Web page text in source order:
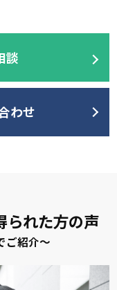
談
わせ
られた方の声
ご紹介～